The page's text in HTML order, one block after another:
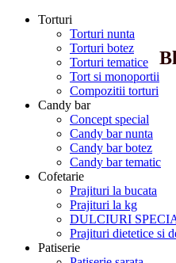
Torturi
Torturi nunta
Torturi botez
Torturi tematice
Tort si monoportii
Compozitii torturi
Candy bar
Concept special
Candy bar nunta
Candy bar botez
Candy bar tematic
Cofetarie
Prajituri la bucata
Prajituri la kg
DULCIURI
Prajituri dietetice si
Patiserie